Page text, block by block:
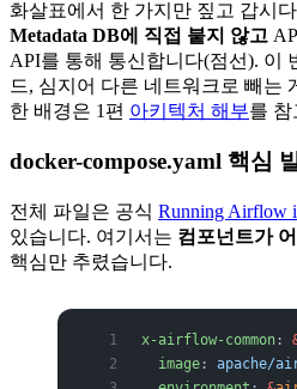
화살표에서 한 가지만 짚고 갑시
Metadata DB에 직접 붙지 않고
API를 통해 통신합니다(점선). 이
드, 심지어 다른 네트워크로 빼는
한 배경은 1편 아키텍처 해부를 참
docker-compose.yaml 핵심
전체 파일은 공식 Running Airflow
있습니다. 여기서는 컴포넌트가
핵심만 추렸습니다.
x-airflow-common :
  image
: apache/